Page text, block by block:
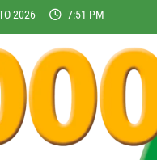
2026 7:51 PM